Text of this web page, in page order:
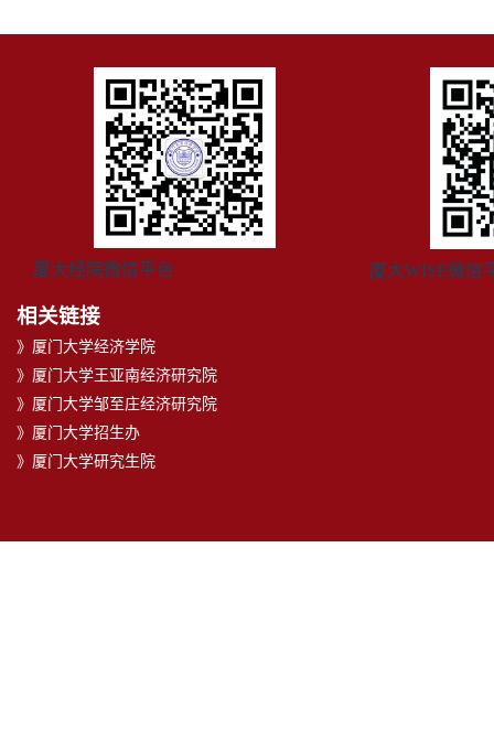
厦大经院微信平台 厦大WISE微信
相关链接
》厦门大学经济学院
》厦门大学王亚南经济研究院
》厦门大学邹至庄经济研究院
》厦门大学招生办
》厦门大学研究生院